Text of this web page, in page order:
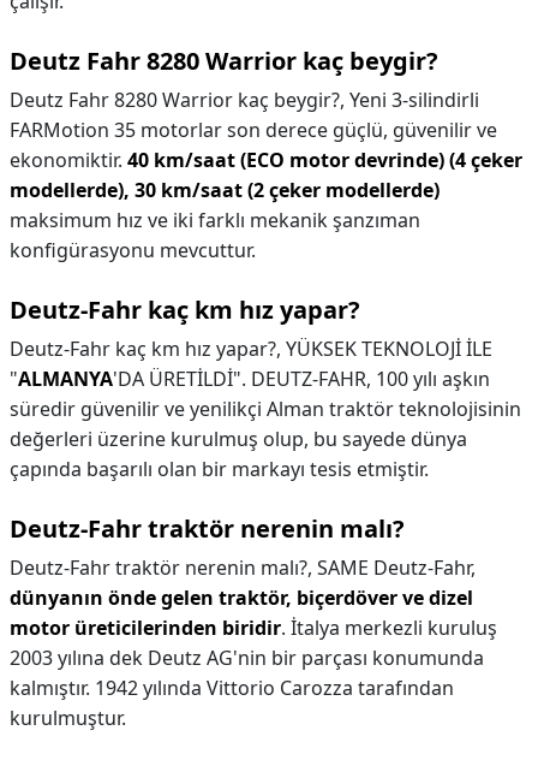
Deutz Fahr 8280 Warrior kaç beygir?
Deutz Fahr 8280 Warrior kaç beygir?, Yeni 3-silindirli
FARMotion 35 motorlar son derece güçlü, güvenilir ve
ekonomiktir. 40 km/saat (ECO motor devrinde) (4 çeker
modellerde), 30 km/saat (2 çeker modellerde)
maksimum hız ve iki farklı mekanik şanzıman
konfigürasyonu mevcuttur.
Deutz-Fahr kaç km hız yapar?
Deutz-Fahr kaç km hız yapar?, YÜKSEK TEKNOLOJİ İLE
"ALMANYA'DA ÜRETİLDİ". DEUTZ-FAHR, 100 yılı aşkın
süredir güvenilir ve yenilikçi Alman traktör teknolojisinin
değerleri üzerine kurulmuş olup, bu sayede dünya
çapında başarılı olan bir markayı tesis etmiştir.
Deutz-Fahr traktör nerenin malı?
Deutz-Fahr traktör nerenin malı?, SAME Deutz-Fahr,
dünyanın önde gelen traktör, biçerdöver ve dizel
motor üreticilerinden biridir. İtalya merkezli kuruluş
2003 yılına dek Deutz AG'nin bir parçası konumunda
kalmıştır. 1942 yılında Vittorio Carozza tarafından
kurulmuştur.